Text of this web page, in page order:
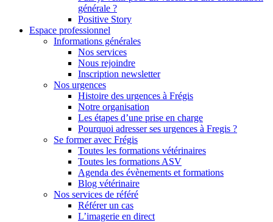
générale ?
Positive Story
Espace professionnel
Informations générales
Nos services
Nous rejoindre
Inscription newsletter
Nos urgences
Histoire des urgences à Frégis
Notre organisation
Les étapes d’une prise en charge
Pourquoi adresser ses urgences à Fregis ?
Se former avec Frégis
Toutes les formations vétérinaires
Toutes les formations ASV
Agenda des évènements et formations
Blog vétérinaire
Nos services de référé
Référer un cas
L’imagerie en direct